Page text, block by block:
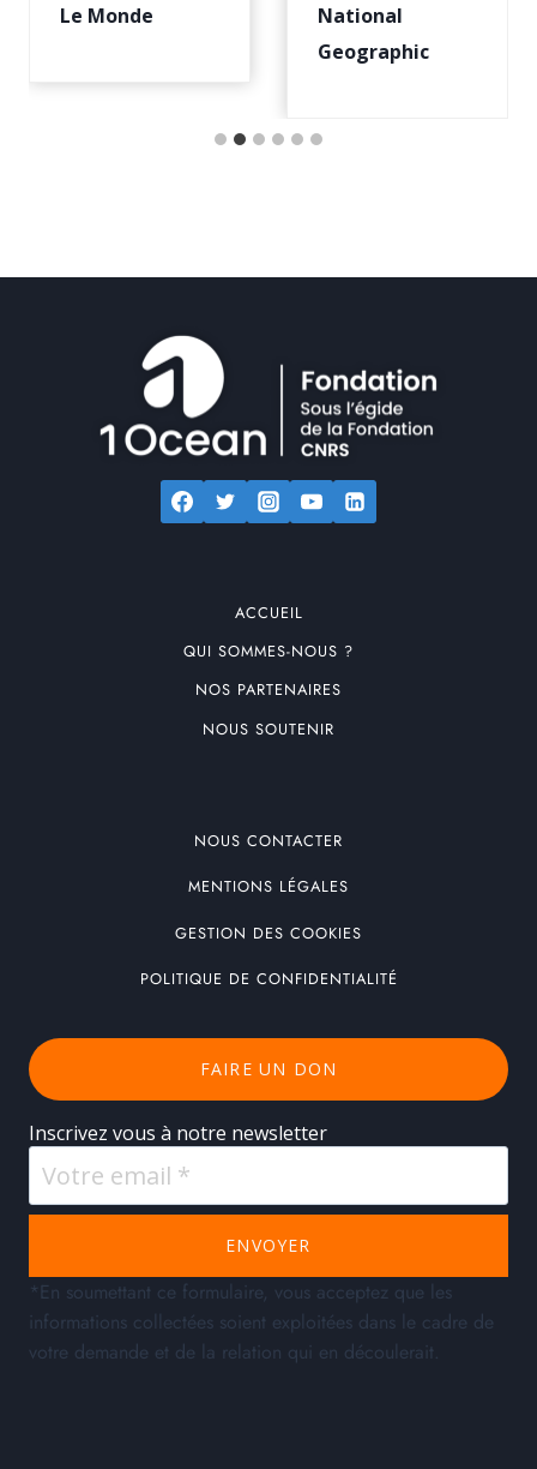
Le Monde
National
Geographic
ACCUEIL
QUI SOMMES-NOUS ?
NOS PARTENAIRES
NOUS SOUTENIR
NOUS CONTACTER
MENTIONS LÉGALES
GESTION DES COOKIES
POLITIQUE DE CONFIDENTIALITÉ
FAIRE UN DON
Inscrivez vous à notre newsletter
ENVOYER
*En soumettant ce formulaire, vous acceptez que les
informations collectées soient exploitées dans le cadre de
votre demande et de la relation qui en découlerait.